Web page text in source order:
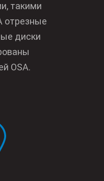
такими
отрезные
диски
OSA.